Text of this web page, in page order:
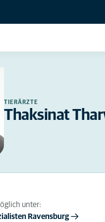
TIERÄRZTE
Thaksinat
unter:
Ravensburg